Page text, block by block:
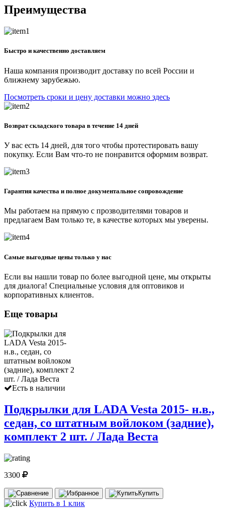
Преимущества
Быстро и качественно доставляем
Наша компания производит доставку по всей России и
ближнему зарубежью.
Посмотреть сроки и цену доставки можно здесь
Возврат складского товара в течение 14 дней
У вас есть 14 дней, для того чтобы протестировать вашу
покупку. Если Вам что-то не понравится оформим возврат.
Гарантия качества и полное документальное сопровождение
Мы работаем на прямую с прозводителями товаров и
предлагаем Вам только те, в качестве которых мы уверены.
Самые выгодные цены только у нас
Если вы нашли товар по более выгодной цене, мы открыты
для диалога! Специальные условия для оптовиков и
корпоративных клиентов.
Еще товары
Есть в наличии
Подкрылки для LADA Vesta 2015- н.в.,
седан, со штатным войлоком (задние),
комплект 2 шт. / Лада Веста
3300
Купить
Купить в 1 клик